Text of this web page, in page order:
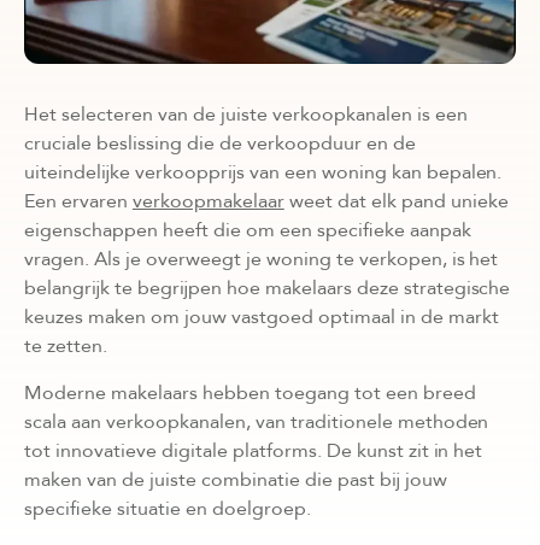
Het selecteren van de juiste verkoopkanalen is een
cruciale beslissing die de verkoopduur en de
uiteindelijke verkoopprijs van een woning kan bepalen.
Een ervaren verkoopmakelaarweet dat elk pand unieke
eigenschappen heeft die om een specifieke aanpak
vragen. Als je overweegt je woning te verkopen, is het
belangrijk te begrijpen hoe makelaars deze strategische
keuzes maken om jouw vastgoed optimaal in de markt
te zetten.
Moderne makelaars hebben toegang tot een breed
scala aan verkoopkanalen, van traditionele methoden
tot innovatieve digitale platforms. De kunst zit in het
maken van de juiste combinatie die past bij jouw
specifieke situatie en doelgroep.